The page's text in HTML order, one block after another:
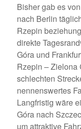
Bisher gab es
nach Berlin
Rzepin
direkte
Góra und
Rzepin – Zielona
schlechten
nennenswertes
Langfristig wäre
Góra nach
um attraktive